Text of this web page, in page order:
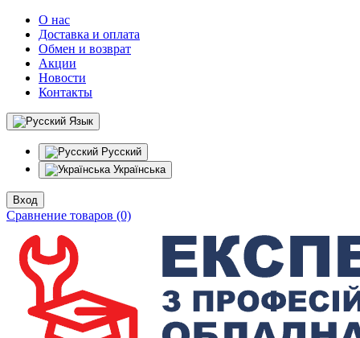
О нас
Доставка и оплата
Обмен и возврат
Акции
Новости
Контакты
Язык
Русский
Українська
Вход
Сравнение товаров (0)